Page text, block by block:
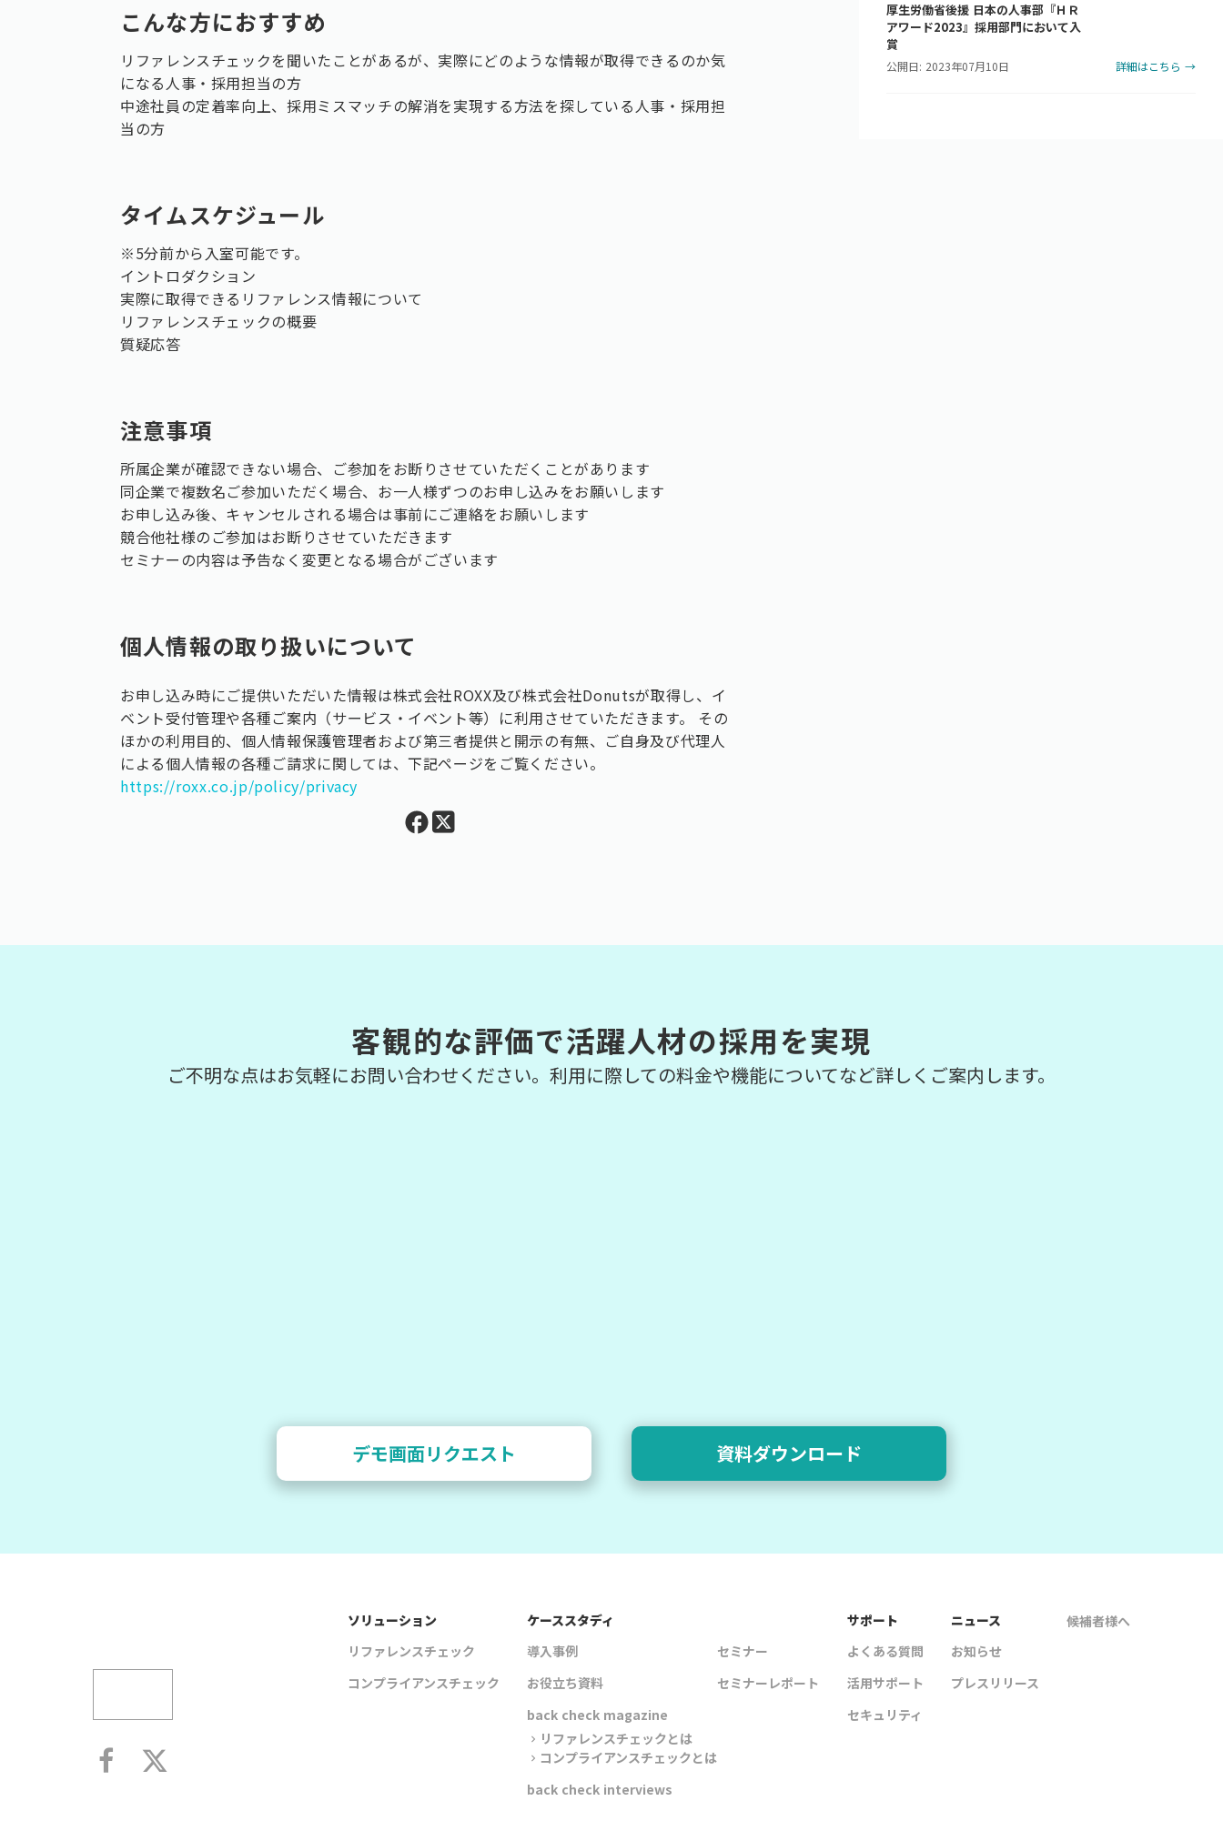
こんな方におすすめ
リファレンスチェックを聞いたことがあるが、実際にどのような情報が取得できるのか気
になる人事・採用担当の方
中途社員の定着率向上、採用ミスマッチの解消を実現する方法を探している人事・採用担
当の方
タイムスケジュール
※5分前から入室可能です。
イントロダクション
実際に取得できるリファレンス情報について
リファレンスチェックの概要
質疑応答
注意事項
所属企業が確認できない場合、ご参加をお断りさせていただくことがあります
同企業で複数名ご参加いただく場合、お一人様ずつのお申し込みをお願いします
お申し込み後、キャンセルされる場合は事前にご連絡をお願いします
競合他社様のご参加はお断りさせていただきます
セミナーの内容は予告なく変更となる場合がございます
個人情報の取り扱いについて
お申し込み時にご提供いただいた情報は株式会社ROXX及び株式会社Donutsが取得し、イ
ベント受付管理や各種ご案内（サービス・イベント等）に利用させていただきます。 その
ほかの利用目的、個人情報保護管理者および第三者提供と開示の有無、ご自身及び代理人
による個人情報の各種ご請求に関しては、下記ページをご覧ください。
https://roxx.co.jp/policy/privacy
厚生労働省後援 日本の人事部『ＨＲ
アワード2023』採用部門において入
賞
公開日: 2023年07月10日 詳細はこちら →
客観的な評価で活躍人材の採用を実現
ご不明な点はお気軽にお問い合わせください。利用に際しての料金や機能についてなど詳しくご案内します。
デモ画面リクエスト 資料ダウンロード
ソリューション
リファレンスチェック
コンプライアンスチェック
ケーススタディ
導入事例
お役立ち資料
back check magazine
chevron_right リファレンスチェックとは
chevron_right コンプライアンスチェックとは
back check interviews
セミナー
セミナーレポート
サポート
よくある質問
活用サポート
セキュリティ
ニュース
お知らせ
プレスリリース
候補者様へ